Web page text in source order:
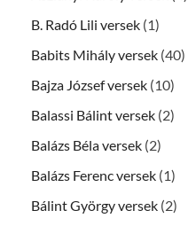
B. Radó Lili versek (1)
Babits Mihály versek (40)
Bajza József versek (10)
Balassi Bálint versek (2)
Balázs Béla versek (2)
Balázs Ferenc versek (1)
Bálint György versek (2)